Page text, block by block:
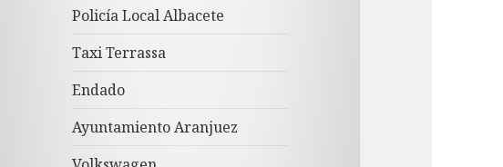
Policía Local Albacete
Taxi Terrassa
Endado
Ayuntamiento Aranjuez